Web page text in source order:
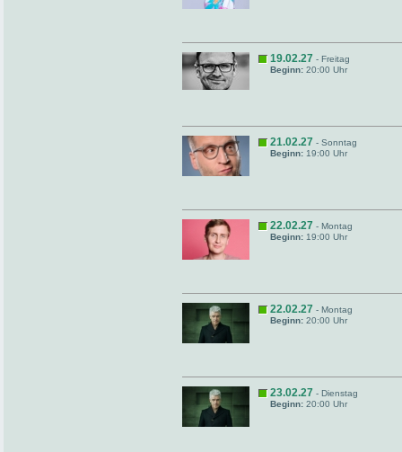
19.02.27 - Freitag
Beginn: 20:00 Uhr
21.02.27 - Sonntag
Beginn: 19:00 Uhr
22.02.27 - Montag
Beginn: 19:00 Uhr
22.02.27 - Montag
Beginn: 20:00 Uhr
23.02.27 - Dienstag
Beginn: 20:00 Uhr